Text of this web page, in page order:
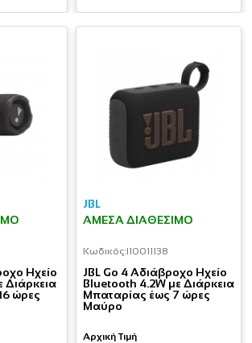
Ηχείο
Διάρκεια
ώρες
JBL
ΆΜΕΣΑ ΔΙΑΘΈΣΙΜΟ
Κωδικός:I10011138
JBL Go 4 Αδιάβροχο Ηχείο
Bluetooth 4.2W με Διάρκεια
Μπαταρίας έως 7 ώρες
Μαύρο
Αρχική Τιμή